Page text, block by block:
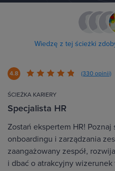
Wiedzę z tej ścieżki
4.8 (330 opinii)
ŚCIEŻKA KARIERY
Specjalista HR
Zostań ekspertem HR!
onboardingu i zarządzania
zaangażowany zespół,
i dbać o atrakcyjny wizerunek